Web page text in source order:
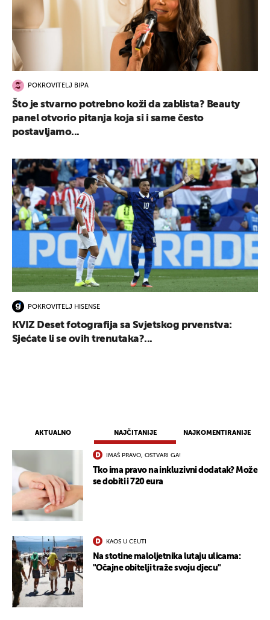
AKTUALNO NAJČITANIJE NAJKOMENTIRANIJE
IMAŠ PRAVO, OSTVARI GA!
Tko ima pravo na inkluzivni dodatak? Može
se dobiti i 720 eura
KAOS U CEUTI
Na stotine maloljetnika lutaju ulicama:
"Očajne obitelji traže svoju djecu"
POKROVITELJ BIPA
Što je stvarno potrebno koži da zablista? Beauty
panel otvorio pitanja koja si i same često
postavljamo...
POKROVITELJ HISENSE
KVIZ Deset fotografija sa Svjetskog prvenstva:
Sjećate li se ovih trenutaka?...